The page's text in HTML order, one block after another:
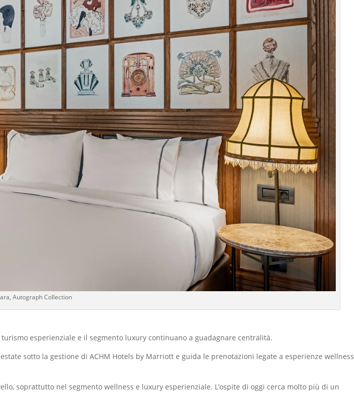
Autograph Collection
esperienziale e il segmento luxury continuano a guadagnare centralità.
sotto la gestione di ACHM Hotels by Marriott e guida le prenotazioni legate a esperienze wellness
soprattutto nel segmento wellness e luxury esperienziale. L’ospite di oggi cerca molto più di un